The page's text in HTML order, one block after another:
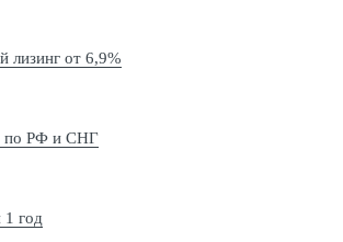
лизинг от 6,9%
по РФ и СНГ
1 год